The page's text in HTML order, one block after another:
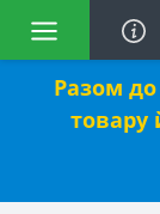
Разом
товару